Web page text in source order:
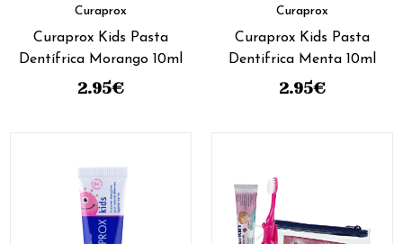
Curaprox
Curaprox Kids Pasta
Dentífrica Morango 10ml
2.95€
Curaprox
Curaprox Kids Pasta
Dentifrica Menta 10ml
2.95€